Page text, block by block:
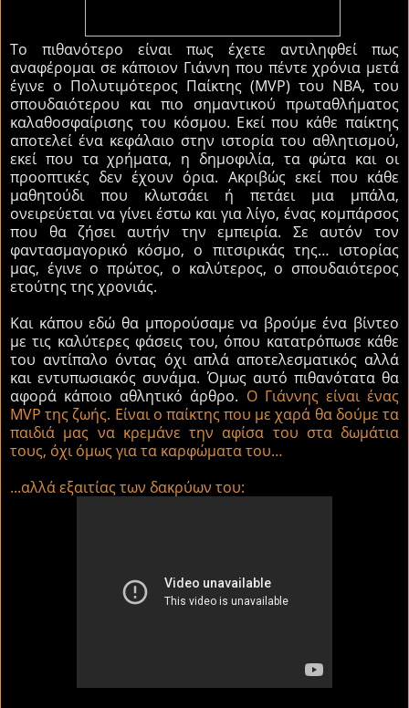
Το πιθανότερο είναι πως έχετε αντιληφθεί πως
αναφέρομαι σε κάποιον Γιάννη που πέντε χρόνια μετά
έγινε ο Πολυτιμότερος Παίκτης (MVP) του NBA, του
σπουδαιότερου και πιο σημαντικού πρωταθλήματος
καλαθοσφαίρισης του κόσμου. Εκεί που κάθε παίκτης
αποτελεί ένα κεφάλαιο στην ιστορία του αθλητισμού,
εκεί που τα χρήματα, η δημοφιλία, τα φώτα και οι
προοπτικές δεν έχουν όρια. Ακριβώς εκεί που κάθε
μαθητούδι που κλωτσάει ή πετάει μια μπάλα,
ονειρεύεται να γίνει έστω και για λίγο, ένας κομπάρσος
που θα ζήσει αυτήν την εμπειρία. Σε αυτόν τον
φαντασμαγορικό κόσμο, ο πιτσιρικάς της… ιστορίας
μας, έγινε ο πρώτος, ο καλύτερος, ο σπουδαιότερος
ετούτης της χρονιάς.
Και κάπου εδώ θα μπορούσαμε να βρούμε ένα βίντεο
με τις καλύτερες φάσεις του, όπου κατατρόπωσε κάθε
του αντίπαλο όντας όχι απλά αποτελεσματικός αλλά
και εντυπωσιακός συνάμα. Όμως αυτό πιθανότατα θα
αφορά κάποιο αθλητικό άρθρο. Ο Γιάννης είναι ένας
MVP της ζωής. Είναι ο παίκτης που με χαρά θα δούμε τα
παιδιά μας να κρεμάνε την αφίσα του στα δωμάτια
τους, όχι όμως για τα καρφώματα του…
...αλλά εξαιτίας των δακρύων του: